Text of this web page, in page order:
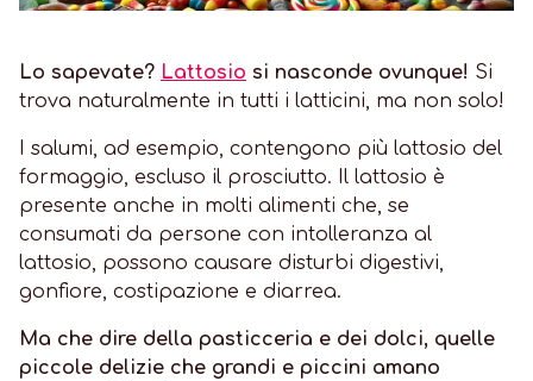
Lo sapevate? Lattosio si nasconde ovunque! Si
trova naturalmente in tutti i latticini, ma non solo!
I salumi, ad esempio, contengono più lattosio del
formaggio, escluso il prosciutto. Il lattosio è
presente anche in molti alimenti che, se
consumati da persone con intolleranza al
lattosio, possono causare disturbi digestivi,
gonfiore, costipazione e diarrea.
Ma che dire della pasticceria e dei dolci, quelle
piccole delizie che grandi e piccini amano